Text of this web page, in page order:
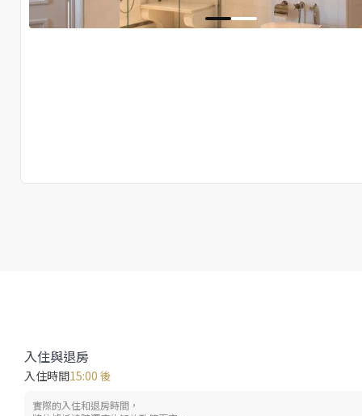
入住與退房
入住時間15:00 後
實際的入住和退房時間，